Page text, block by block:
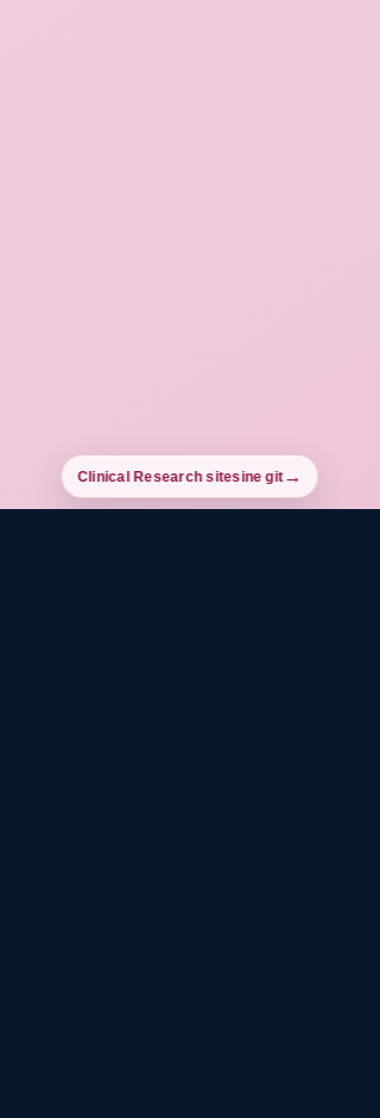
Clinical Research sitesine git